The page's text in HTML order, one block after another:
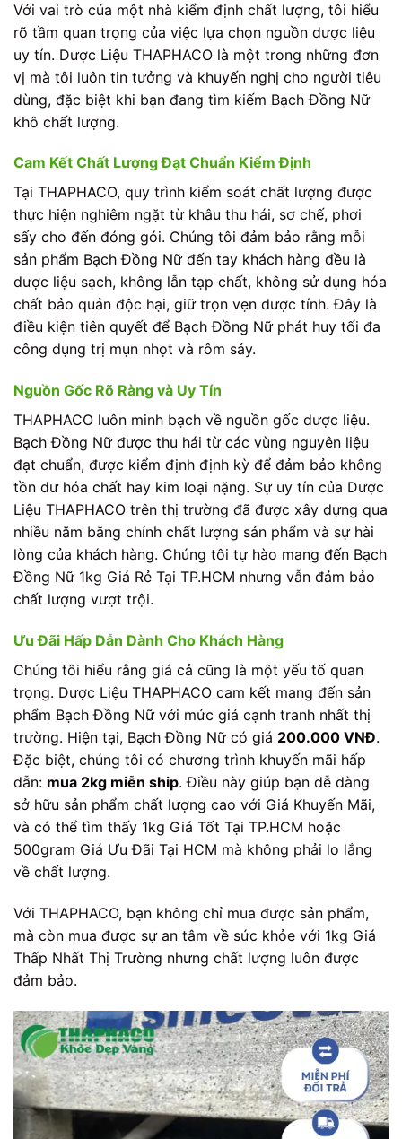
Với vai trò của một nhà kiểm định chất lượng, tôi hiểu
rõ tầm quan trọng của việc lựa chọn nguồn dược liệu
uy tín. Dược Liệu THAPHACO là một trong những đơn
vị mà tôi luôn tin tưởng và khuyến nghị cho người tiêu
dùng, đặc biệt khi bạn đang tìm kiếm Bạch Đồng Nữ
khô chất lượng.
Cam Kết Chất Lượng Đạt Chuẩn Kiểm Định
Tại THAPHACO, quy trình kiểm soát chất lượng được
thực hiện nghiêm ngặt từ khâu thu hái, sơ chế, phơi
sấy cho đến đóng gói. Chúng tôi đảm bảo rằng mỗi
sản phẩm Bạch Đồng Nữ đến tay khách hàng đều là
dược liệu sạch, không lẫn tạp chất, không sử dụng hóa
chất bảo quản độc hại, giữ trọn vẹn dược tính. Đây là
điều kiện tiên quyết để Bạch Đồng Nữ phát huy tối đa
công dụng trị mụn nhọt và rôm sảy.
Nguồn Gốc Rõ Ràng và Uy Tín
THAPHACO luôn minh bạch về nguồn gốc dược liệu.
Bạch Đồng Nữ được thu hái từ các vùng nguyên liệu
đạt chuẩn, được kiểm định định kỳ để đảm bảo không
tồn dư hóa chất hay kim loại nặng. Sự uy tín của Dược
Liệu THAPHACO trên thị trường đã được xây dựng qua
nhiều năm bằng chính chất lượng sản phẩm và sự hài
lòng của khách hàng. Chúng tôi tự hào mang đến Bạch
Đồng Nữ 1kg Giá Rẻ Tại TP.HCM nhưng vẫn đảm bảo
chất lượng vượt trội.
Ưu Đãi Hấp Dẫn Dành Cho Khách Hàng
Chúng tôi hiểu rằng giá cả cũng là một yếu tố quan
trọng. Dược Liệu THAPHACO cam kết mang đến sản
phẩm Bạch Đồng Nữ với mức giá cạnh tranh nhất thị
trường. Hiện tại, Bạch Đồng Nữ có giá 200.000 VNĐ.
Đặc biệt, chúng tôi có chương trình khuyến mãi hấp
dẫn: mua 2kg miễn ship. Điều này giúp bạn dễ dàng
sở hữu sản phẩm chất lượng cao với Giá Khuyến Mãi,
và có thể tìm thấy 1kg Giá Tốt Tại TP.HCM hoặc
500gram Giá Ưu Đãi Tại HCM mà không phải lo lắng
về chất lượng.
Với THAPHACO, bạn không chỉ mua được sản phẩm,
mà còn mua được sự an tâm về sức khỏe với 1kg Giá
Thấp Nhất Thị Trường nhưng chất lượng luôn được
đảm bảo.